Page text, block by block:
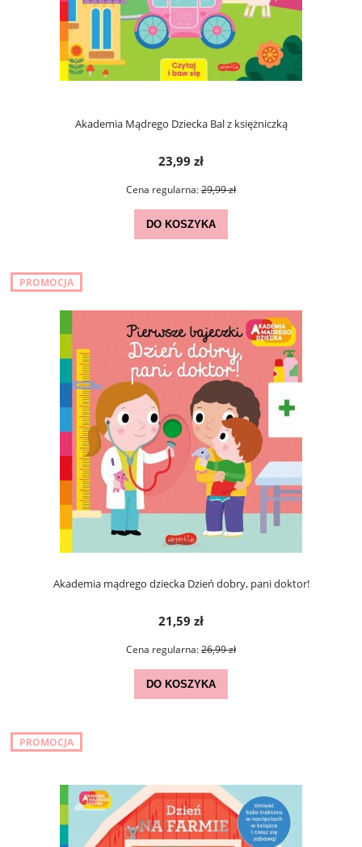
Akademia Mądrego Dziecka Bal z księżniczką
23,99 zł
Cena regularna:29,99 zł
DO KOSZYKA
Akademia mądrego dziecka Dzień dobry, pani doktor!
21,59 zł
Cena regularna:26,99 zł
DO KOSZYKA
PROMOCJA
PROMOCJA